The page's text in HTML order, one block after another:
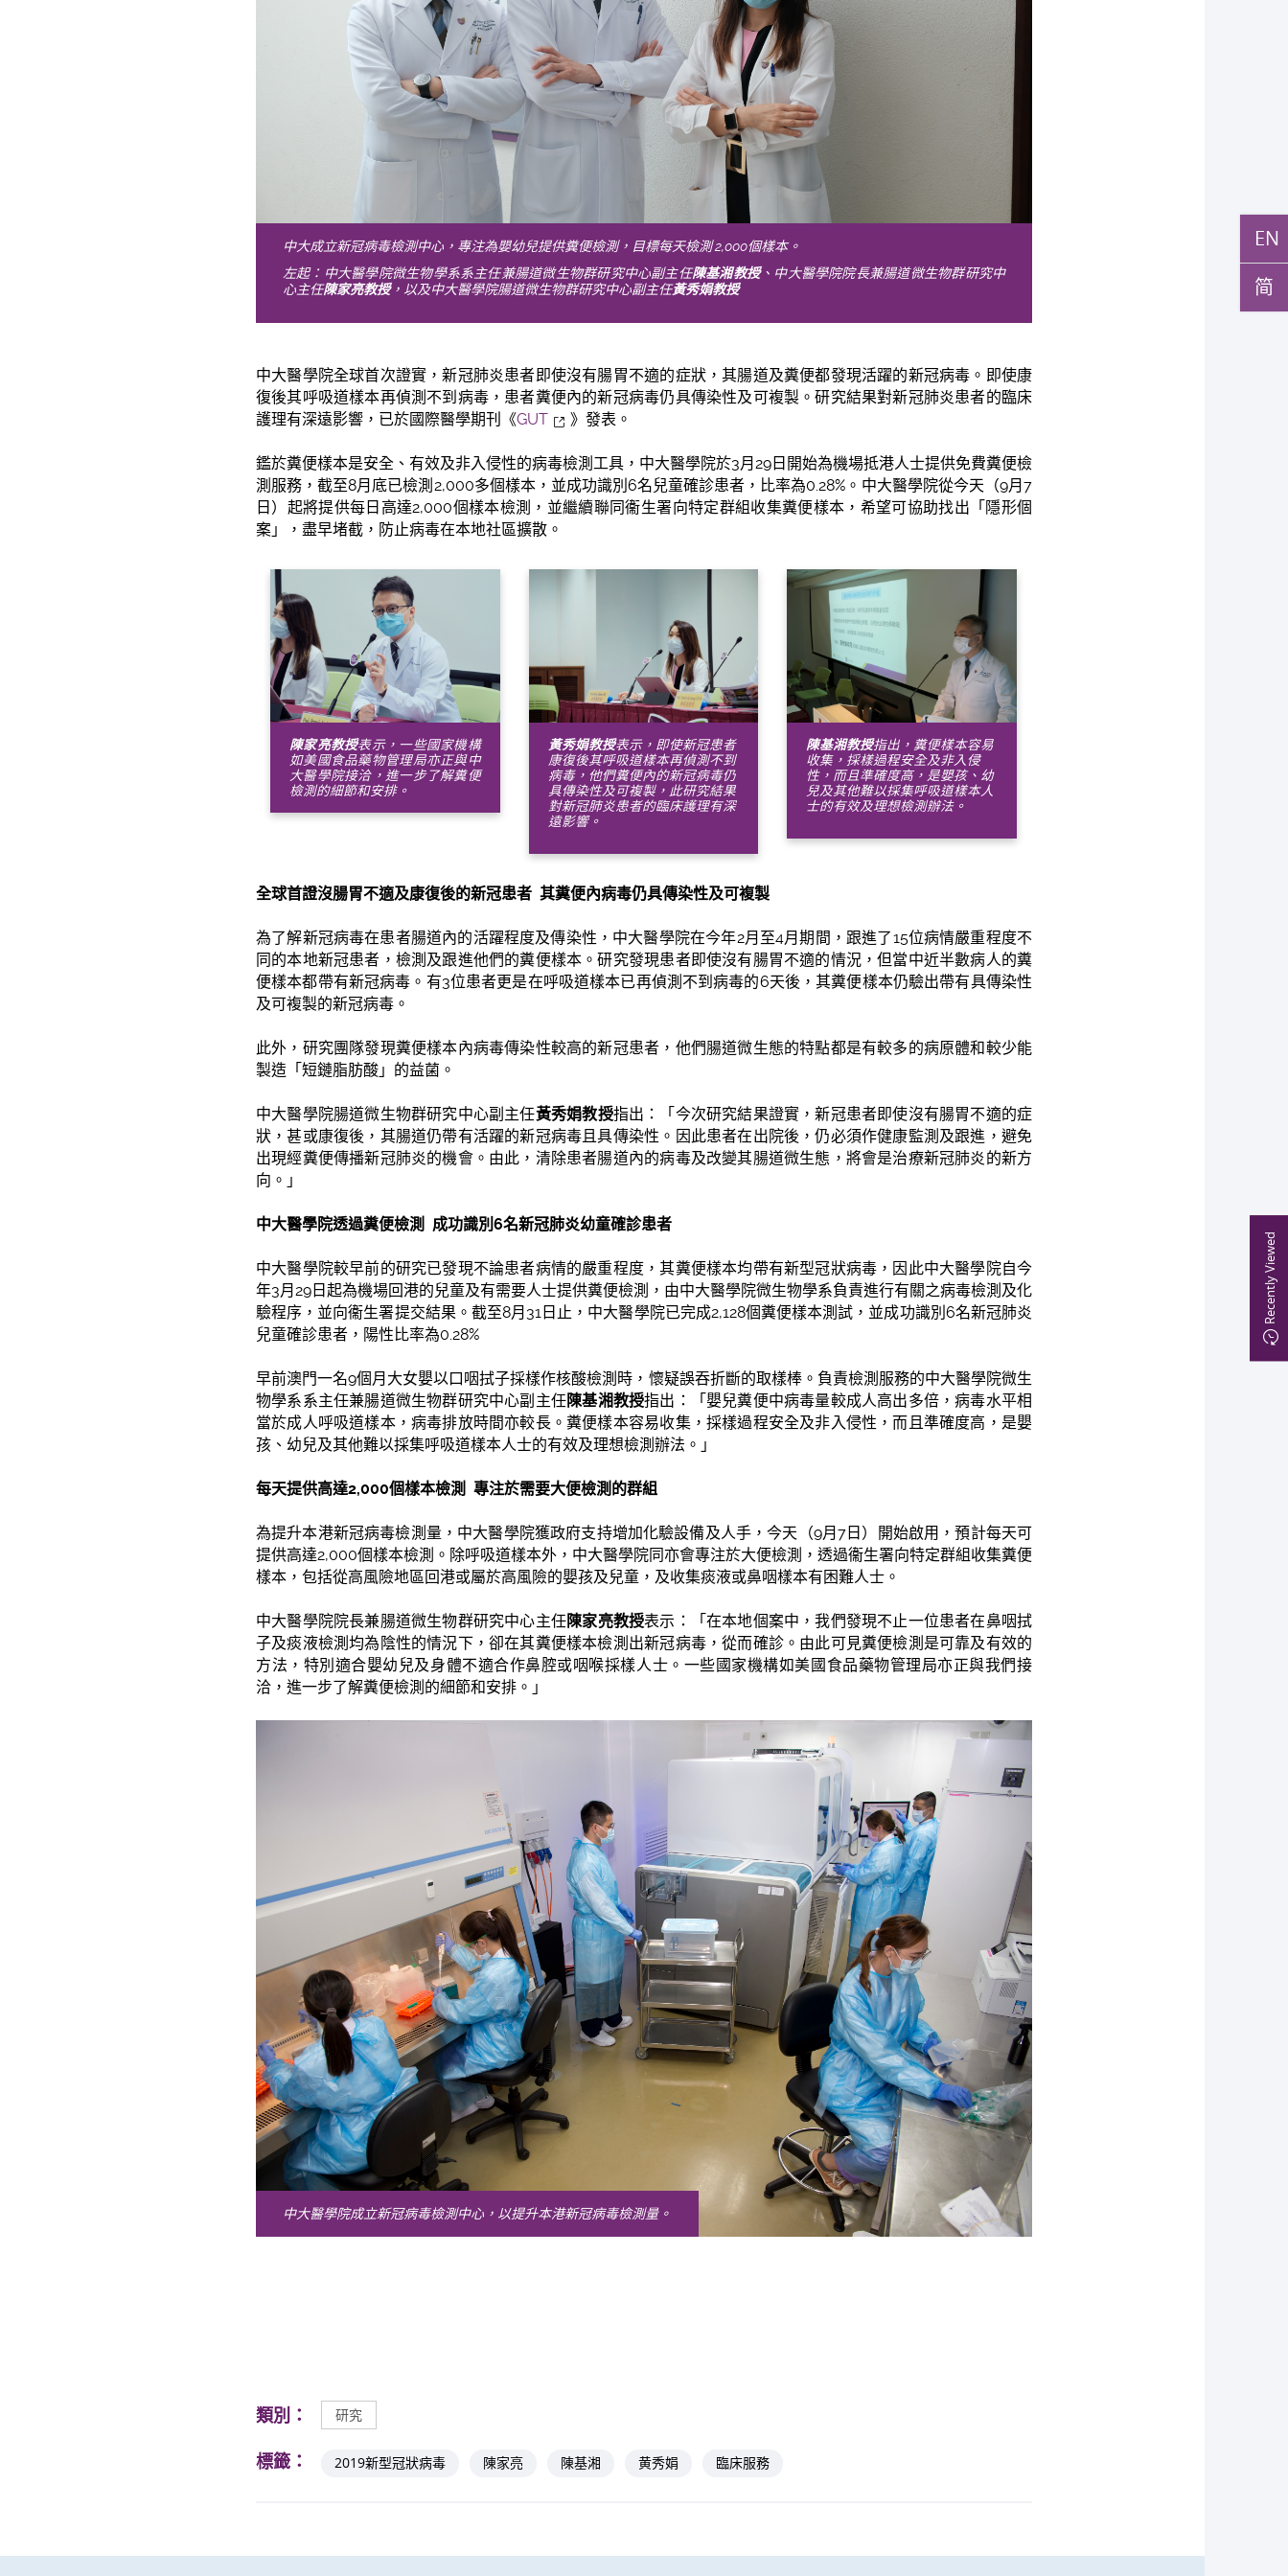
Recently Viewed
EN
简
中大成立新冠病毒檢測中心，專注為嬰幼兒提供糞便檢測，目標每天檢測 2,000個樣本。
左起：中大醫學院微生物學系系主任兼腸道微生物群研究中心副主任陳基湘教授、中大醫學院院長兼腸道微生物群研究中
心主任陳家亮教授，以及中大醫學院腸道微生物群研究中心副主任黃秀娟教授
中大醫學院全球首次證實，新冠肺炎患者即使沒有腸胃不適的症狀，其腸道及糞便都發現活躍的新冠病毒。即使康
復後其呼吸道樣本再偵測不到病毒，患者糞便內的新冠病毒仍具傳染性及可複製。研究結果對新冠肺炎患者的臨床
護理有深遠影響，已於國際醫學期刊《GUT 》發表。
鑑於糞便樣本是安全、有效及非入侵性的病毒檢測工具，中大醫學院於3月29日開始為機場抵港人士提供免費糞便檢
測服務，截至8月底已檢測2,000多個樣本，並成功識別6名兒童確診患者，比率為0.28%。中大醫學院從今天（9月7
日）起將提供每日高達2,000個樣本檢測，並繼續聯同衞生署向特定群組收集糞便樣本，希望可協助找出「隱形個
案」，盡早堵截，防止病毒在本地社區擴散。
陳家亮教授表示，一些國家機構
如美國食品藥物管理局亦正與中
大醫學院接洽，進一步了解糞便
檢測的細節和安排。
黃秀娟教授表示，即使新冠患者
康復後其呼吸道樣本再偵測不到
病毒，他們糞便內的新冠病毒仍
具傳染性及可複製，此研究結果
對新冠肺炎患者的臨床護理有深
遠影響。
陳基湘教授指出，糞便樣本容易
收集，採樣過程安全及非入侵
性，而且準確度高，是嬰孩、幼
兒及其他難以採集呼吸道樣本人
士的有效及理想檢測辦法。
全球首證沒腸胃不適及康復後的新冠患者 其糞便內病毒仍具傳染性及可複製
為了解新冠病毒在患者腸道內的活躍程度及傳染性，中大醫學院在今年2月至4月期間，跟進了15位病情嚴重程度不
同的本地新冠患者，檢測及跟進他們的糞便樣本。研究發現患者即使沒有腸胃不適的情況，但當中近半數病人的糞
便樣本都帶有新冠病毒。有3位患者更是在呼吸道樣本已再偵測不到病毒的6天後，其糞便樣本仍驗出帶有具傳染性
及可複製的新冠病毒。
此外，研究團隊發現糞便樣本內病毒傳染性較高的新冠患者，他們腸道微生態的特點都是有較多的病原體和較少能
製造「短鏈脂肪酸」的益菌。
中大醫學院腸道微生物群研究中心副主任黃秀娟教授指出：「今次研究結果證實，新冠患者即使沒有腸胃不適的症
狀，甚或康復後，其腸道仍帶有活躍的新冠病毒且具傳染性。因此患者在出院後，仍必須作健康監測及跟進，避免
出現經糞便傳播新冠肺炎的機會。由此，清除患者腸道內的病毒及改變其腸道微生態，將會是治療新冠肺炎的新方
向。」
中大醫學院透過糞便檢測 成功識別 6名新冠肺炎幼童確診患者
中大醫學院較早前的研究已發現不論患者病情的嚴重程度，其糞便樣本均帶有新型冠狀病毒，因此中大醫學院自今
年3月29日起為機場回港的兒童及有需要人士提供糞便檢測，由中大醫學院微生物學系負責進行有關之病毒檢測及化
驗程序，並向衞生署提交結果。截至8月31日止，中大醫學院已完成2,128個糞便樣本測試，並成功識別6名新冠肺炎
兒童確診患者，陽性比率為0.28%
早前澳門一名9個月大女嬰以口咽拭子採樣作核酸檢測時，懷疑誤吞折斷的取樣棒。負責檢測服務的中大醫學院微生
物學系系主任兼腸道微生物群研究中心副主任陳基湘教授指出：「嬰兒糞便中病毒量較成人高出多倍，病毒水平相
當於成人呼吸道樣本，病毒排放時間亦較長。糞便樣本容易收集，採樣過程安全及非入侵性，而且準確度高，是嬰
孩、幼兒及其他難以採集呼吸道樣本人士的有效及理想檢測辦法。」
每天提供高達2,000個樣本檢測 專注於需要大便檢測的群組
為提升本港新冠病毒檢測量，中大醫學院獲政府支持增加化驗設備及人手，今天（9月7日）開始啟用，預計每天可
提供高達2,000個樣本檢測。除呼吸道樣本外，中大醫學院同亦會專注於大便檢測，透過衞生署向特定群組收集糞便
樣本，包括從高風險地區回港或屬於高風險的嬰孩及兒童，及收集痰液或鼻咽樣本有困難人士。
中大醫學院院長兼腸道微生物群研究中心主任陳家亮教授表示：「在本地個案中，我們發現不止一位患者在鼻咽拭
子及痰液檢測均為陰性的情況下，卻在其糞便樣本檢測出新冠病毒，從而確診。由此可見糞便檢測是可靠及有效的
方法，特別適合嬰幼兒及身體不適合作鼻腔或咽喉採樣人士。一些國家機構如美國食品藥物管理局亦正與我們接
洽，進一步了解糞便檢測的細節和安排。」
中大醫學院成立新冠病毒檢測中心，以提升本港新冠病毒檢測量。
類別： 研究
標籤： 2019新型冠狀病毒 陳家亮 陳基湘 黄秀娟 臨床服務